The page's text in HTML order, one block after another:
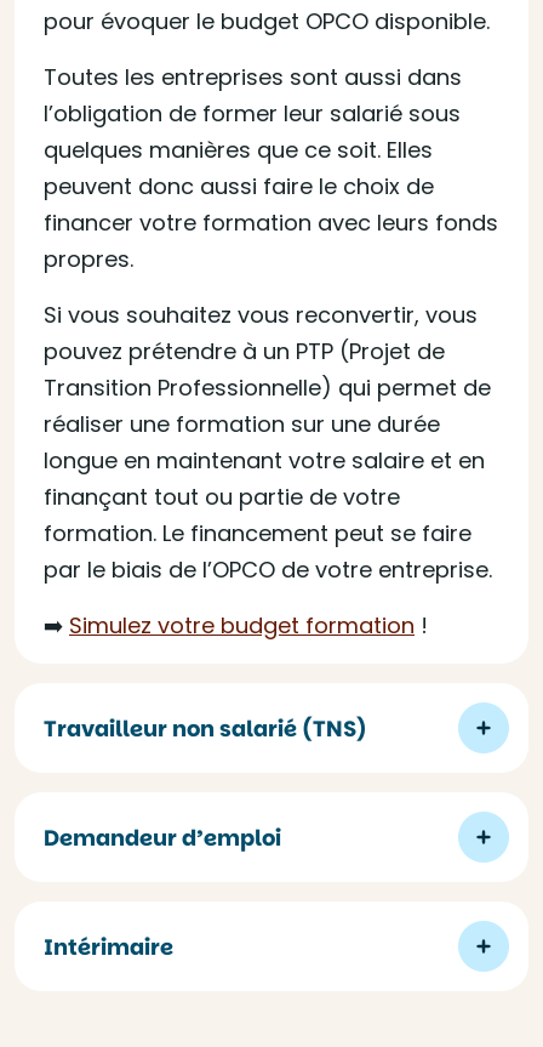
pour évoquer le budget OPCO disponible.
Toutes les entreprises sont aussi dans
l’obligation de former leur salarié sous
quelques manières que ce soit. Elles
peuvent donc aussi faire le choix de
financer votre formation avec leurs fonds
propres.
Si vous souhaitez vous reconvertir, vous
pouvez prétendre à un PTP (Projet de
Transition Professionnelle) qui permet de
réaliser une formation sur une durée
longue en maintenant votre salaire et en
finançant tout ou partie de votre
formation. Le financement peut se faire
par le biais de l’OPCO de votre entreprise.
➡️ Simulez votre budget formation !
Travailleur non salarié (TNS)
Demandeur d’emploi
Intérimaire